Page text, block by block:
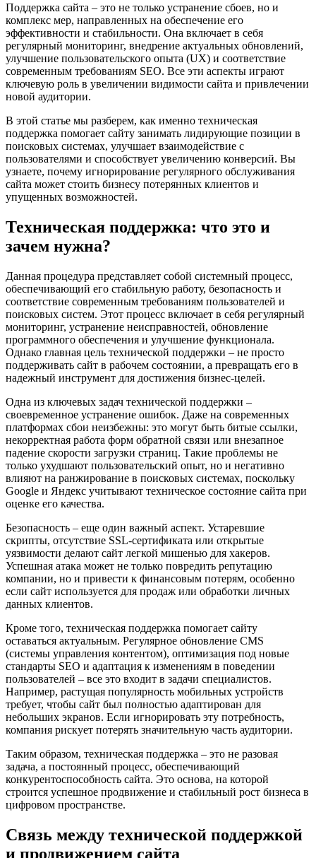
Поддержка сайта – это не только устранение сбоев, но и
комплекс мер, направленных на обеспечение его
эффективности и стабильности. Она включает в себя
регулярный мониторинг, внедрение актуальных обновлений,
улучшение пользовательского опыта (UX) и соответствие
современным требованиям SEO. Все эти аспекты играют
ключевую роль в увеличении видимости сайта и привлечении
новой аудитории.
В этой статье мы разберем, как именно техническая
поддержка помогает сайту занимать лидирующие позиции в
поисковых системах, улучшает взаимодействие с
пользователями и способствует увеличению конверсий. Вы
узнаете, почему игнорирование регулярного обслуживания
сайта может стоить бизнесу потерянных клиентов и
упущенных возможностей.
Техническая поддержка: что это и
зачем нужна?
Данная процедура представляет собой системный процесс,
обеспечивающий его стабильную работу, безопасность и
соответствие современным требованиям пользователей и
поисковых систем. Этот процесс включает в себя регулярный
мониторинг, устранение неисправностей, обновление
программного обеспечения и улучшение функционала.
Однако главная цель технической поддержки – не просто
поддерживать сайт в рабочем состоянии, а превращать его в
надежный инструмент для достижения бизнес-целей.
Одна из ключевых задач технической поддержки –
своевременное устранение ошибок. Даже на современных
платформах сбои неизбежны: это могут быть битые ссылки,
некорректная работа форм обратной связи или внезапное
падение скорости загрузки страниц. Такие проблемы не
только ухудшают пользовательский опыт, но и негативно
влияют на ранжирование в поисковых системах, поскольку
Google и Яндекс учитывают техническое состояние сайта при
оценке его качества.
Безопасность – еще один важный аспект. Устаревшие
скрипты, отсутствие SSL-сертификата или открытые
уязвимости делают сайт легкой мишенью для хакеров.
Успешная атака может не только повредить репутацию
компании, но и привести к финансовым потерям, особенно
если сайт используется для продаж или обработки личных
данных клиентов.
Кроме того, техническая поддержка помогает сайту
оставаться актуальным. Регулярное обновление CMS
(системы управления контентом), оптимизация под новые
стандарты SEO и адаптация к изменениям в поведении
пользователей – все это входит в задачи специалистов.
Например, растущая популярность мобильных устройств
требует, чтобы сайт был полностью адаптирован для
небольших экранов. Если игнорировать эту потребность,
компания рискует потерять значительную часть аудитории.
Таким образом, техническая поддержка – это не разовая
задача, а постоянный процесс, обеспечивающий
конкурентоспособность сайта. Это основа, на которой
строится успешное продвижение и стабильный рост бизнеса в
цифровом пространстве.
Связь между технической поддержкой
и продвижением сайта